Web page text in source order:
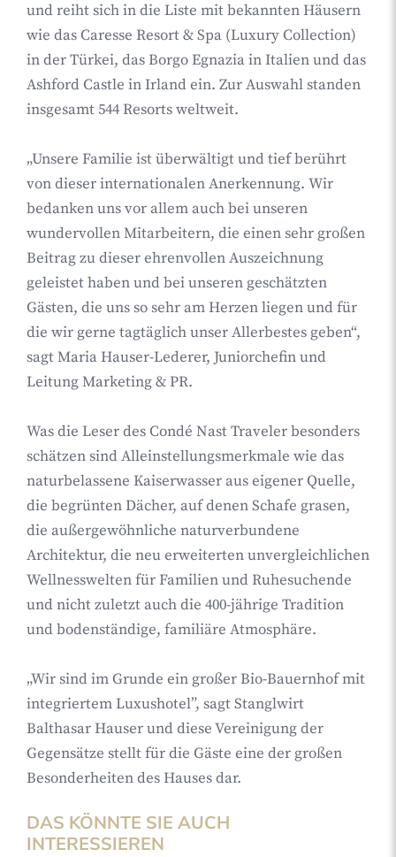
und reiht sich in die Liste mit bekannten Häusern
wie das Caresse Resort & Spa (Luxury Collection)
in der Türkei, das Borgo Egnazia in Italien und das
Ashford Castle in Irland ein. Zur Auswahl standen
insgesamt 544 Resorts weltweit.
„Unsere Familie ist überwältigt und tief berührt
von dieser internationalen Anerkennung. Wir
bedanken uns vor allem auch bei unseren
wundervollen Mitarbeitern, die einen sehr großen
Beitrag zu dieser ehrenvollen Auszeichnung
geleistet haben und bei unseren geschätzten
Gästen, die uns so sehr am Herzen liegen und für
die wir gerne tagtäglich unser Allerbestes geben“,
sagt Maria Hauser-Lederer, Juniorchefin und
Leitung Marketing & PR.
Was die Leser des Condé Nast Traveler besonders
schätzen sind Alleinstellungsmerkmale wie das
naturbelassene Kaiserwasser aus eigener Quelle,
die begrünten Dächer, auf denen Schafe grasen,
die außergewöhnliche naturverbundene
Architektur, die neu erweiterten unvergleichlichen
Wellnesswelten für Familien und Ruhesuchende
und nicht zuletzt auch die 400-jährige Tradition
und bodenständige, familiäre Atmosphäre.
„Wir sind im Grunde ein großer Bio-Bauernhof mit
integriertem Luxushotel”, sagt Stanglwirt
Balthasar Hauser und diese Vereinigung der
Gegensätze stellt für die Gäste eine der großen
Besonderheiten des Hauses dar.
DAS KÖNNTE SIE AUCH
INTERESSIEREN